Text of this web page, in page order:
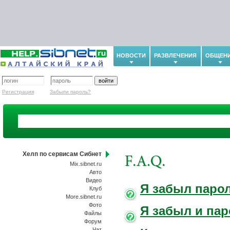
НОВОСТИ РАЗВЛЕЧЕНИЯ
Регистрация Забыли пароль?
Хелп по сервисам Сибнет
Mix.sibnet.ru
Авто
Видео
Клуб
More.sibnet.ru
Фото
Файлы
Форум
Я забыл
Я забыл и